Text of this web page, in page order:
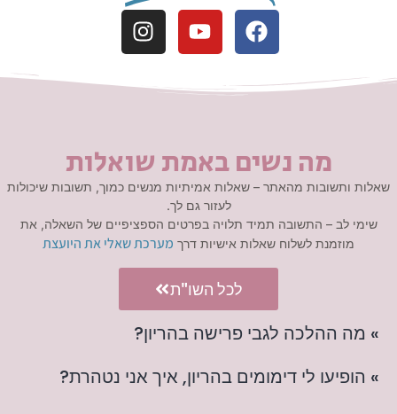
» מה ההלכה לגבי פרישה בהריון?
» הופיעו לי דימומים בהריון, איך אני נטהרת?
מה נשים באמת שואלות
שאלות ותשובות מהאתר – שאלות אמיתיות מנשים כמוך, תשובות שיכולות
לעזור גם לך.
שימי לב – התשובה תמיד תלויה בפרטים הספציפיים של השאלה, את
מוזמנת לשלוח שאלות אישיות דרך מערכת שאלי את היועצת
לכל השו"ת